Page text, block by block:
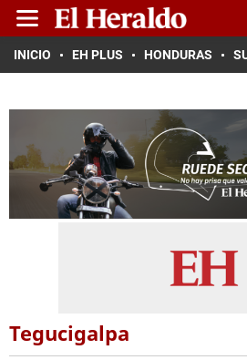
INICIO EH PLUS HONDURAS
Tegucigalpa